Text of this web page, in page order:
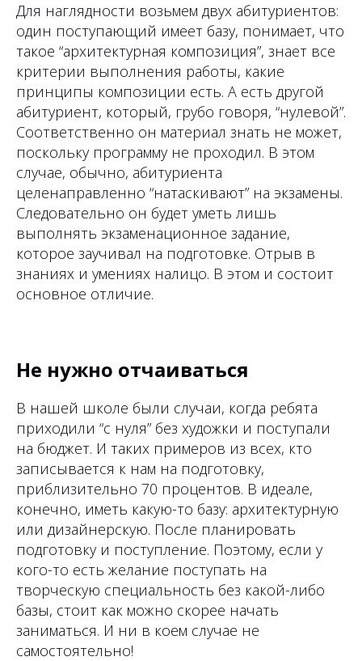
Для наглядности возьмем двух абитуриентов:
один поступающий имеет базу, понимает, что
такое “архитектурная композиция”, знает все
критерии выполнения работы, какие
принципы композиции есть. А есть другой
абитуриент, который, грубо говоря, “нулевой”.
Соответственно он материал знать не может,
поскольку программу не проходил. В этом
случае, обычно, абитуриента
целенаправленно “натаскивают” на экзамены.
Следовательно он будет уметь лишь
выполнять экзаменационное задание,
которое заучивал на подготовке. Отрыв в
знаниях и умениях налицо. В этом и состоит
основное отличие.
Не нужно отчаиваться
В нашей школе были случаи, когда ребята
приходили “с нуля” без художки и поступали
на бюджет. И таких примеров из всех, кто
записывается к нам на подготовку,
приблизительно 70 процентов. В идеале,
конечно, иметь какую-то базу: архитектурную
или дизайнерскую. После планировать
подготовку и поступление. Поэтому, если у
кого-то есть желание поступать на
творческую специальность без какой-либо
базы, стоит как можно скорее начать
заниматься. И ни в коем случае не
самостоятельно!